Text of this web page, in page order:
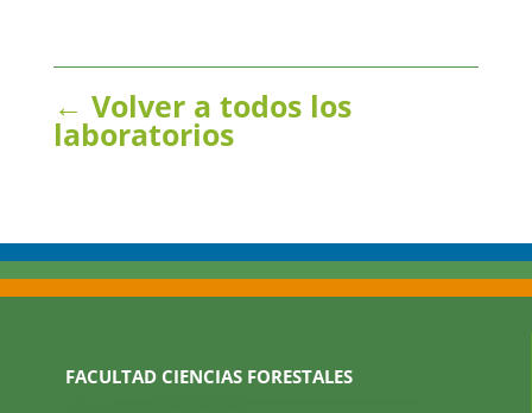
← Volver a todos los
laboratorios
FACULTAD CIENCIAS FORESTALES